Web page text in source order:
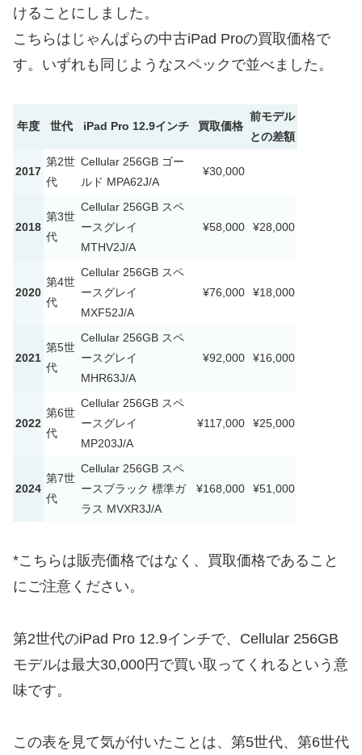
けることにしました。
こちらはじゃんぱらの中古iPad Proの買取価格で
す。いずれも同じようなスペックで並べました。
年度 世代 iPad Pro 12.9インチ 買取価格
前モデル
との差額
2017
第2世
代
Cellular 256GB ゴー
ルド MPA62J/A
¥30,000
2018
第3世
代
Cellular 256GB スペ
ースグレイ
MTHV2J/A
¥58,000 ¥28,000
2020
第4世
代
Cellular 256GB スペ
ースグレイ
MXF52J/A
¥76,000 ¥18,000
2021
第5世
代
Cellular 256GB スペ
ースグレイ
MHR63J/A
¥92,000 ¥16,000
2022
第6世
代
Cellular 256GB スペ
ースグレイ
MP203J/A
¥117,000 ¥25,000
2024
第7世
代
Cellular 256GB スペ
ースブラック 標準ガ
ラス MVXR3J/A
¥168,000 ¥51,000
*こちらは販売価格ではなく、買取価格であること
にご注意ください。
第2世代のiPad Pro 12.9インチで、Cellular 256GB
モデルは最大30,000円で買い取ってくれるという意
味です。
この表を見て気が付いたことは、第5世代、第6世代